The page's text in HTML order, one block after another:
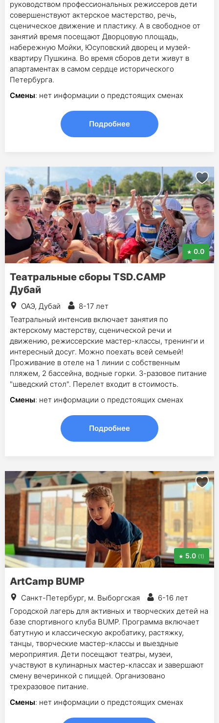
руководством профессиональных режиссеров дети
совершенствуют актерское мастерство, речь,
сценическое движение и пластику. А в свободное от
занятий время посещают Дворцовую площадь,
набережную Мойки, Юсуповский дворец и музей-
квартиру Пушкина. Во время сборов дети живут в
апартаментах в самом сердце исторического
Петербурга.
Смены: нет информации о предстоящих сменах
Подробнее
0.0
Театральные сборы TSD.CAMP
Дубай
ОАЭ, Дубай
8-17 лет
Театральный интенсив включает занятия по
актерскому мастерству, сценической речи и
движению, режиссерские мастер-классы, тренинги и
интересный досуг. Можно поехать всей семьей!
Проживание в отеле на 1 линии с собственным
пляжем, 2 бассейна, водные горки. 3-разовое питание
"шведский стол". Перелет входит в стоимость.
Смены: нет информации о предстоящих сменах
Подробнее
5.0 (1)
ArtCamp BUMP
Санкт-Петербург, м. Выборгская
6-16 лет
Городской лагерь для активных и творческих детей на
базе спортивного клуба BUMP. Программа включает
батутную и классическую акробатику, растяжку,
танцы, творческие мастер-классы и выездные
мероприятия. Дети посещают театры, музеи,
участвуют в кулинарных мастер-классах и завершают
смену вечеринкой с пиццей. Организовано
трехразовое питание.
Смены: нет информации о предстоящих сменах